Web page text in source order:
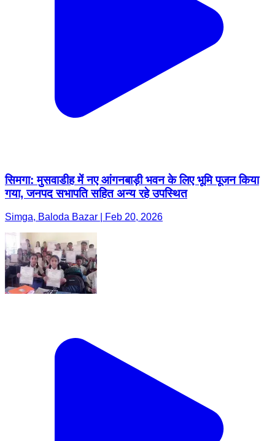
सिमगा: मुसवाडीह में नए आंगनबाड़ी भवन के लिए भूमि पूजन किया
गया, जनपद सभापति सहित अन्य रहे उपस्थित
Simga, Baloda Bazar | Feb 20, 2026